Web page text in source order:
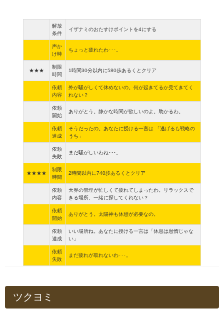
解放
条件
イザナミのおたすけポイントを4にする
声か
け時
ちょっと疲れたわ･･･。
★★★
制限
時間
1時間30分以内に580歩あるくとクリア
依頼
内容
外が騒がしくて休めないの。何が起きてるか見てきてく
れない？
依頼
開始
ありがとう。静かな時間が欲しいのよ。助かるわ。
依頼
達成
そうだったの。あなたに授ける一言は 「逃げるも戦略の
うち」
依頼
失敗
まだ騒がしいわね･･･。
★★★★
制限
時間
2時間以内に740歩あるくとクリア
依頼
内容
天界の管理が忙しくて疲れてしまったわ。リラックスで
きる場所、一緒に探してくれない？
依頼
開始
ありがとう。太陽神も休憩が必要なの。
依頼
達成
いい場所ね。あなたに授ける一言は「休息は怠惰じゃな
い」
依頼
失敗
まだ疲れが取れないわ･･･。
ツクヨミ